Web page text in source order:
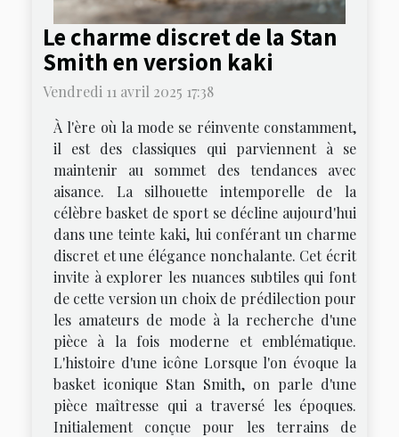
Le charme discret de la Stan
Smith en version kaki
Vendredi 11 avril 2025 17:38
À l'ère où la mode se réinvente constamment,
il est des classiques qui parviennent à se
maintenir au sommet des tendances avec
aisance. La silhouette intemporelle de la
célèbre basket de sport se décline aujourd'hui
dans une teinte kaki, lui conférant un charme
discret et une élégance nonchalante. Cet écrit
invite à explorer les nuances subtiles qui font
de cette version un choix de prédilection pour
les amateurs de mode à la recherche d'une
pièce à la fois moderne et emblématique.
L'histoire d'une icône Lorsque l'on évoque la
basket iconique Stan Smith, on parle d'une
pièce maîtresse qui a traversé les époques.
Initialement conçue pour les terrains de